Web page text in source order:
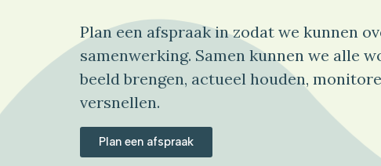
Plan een afspraak in zodat we kunnen
samenwerking. Samen kunnen we alle
beeld brengen, actueel houden,
versnellen.
Plan een afspraak